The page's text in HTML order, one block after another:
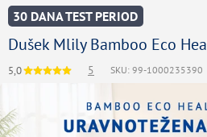
30 DANA TEST PERIOD
Dušek Mlily Bamboo Eco
5,0 5 SKU: 99-1000235390